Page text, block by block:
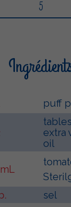
5
puff
extra
oil
sel